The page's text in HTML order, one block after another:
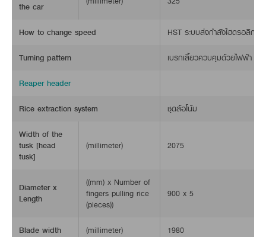
the car
How to change speed HST ระบบส่งกำลังไฮดรอลิก
Turning pattern เบรกเลี้ยวควบคุมด้วยไฟฟ้า
Reaper header
Rice extraction system ชุดล้อโน้ม
Width of the
tusk [head
tusk]
(millimeter) 2075
Diameter x
Length
((mm) x Number of
fingers pulling rice
(pieces))
900 x 5
Blade width (millimeter) 1980